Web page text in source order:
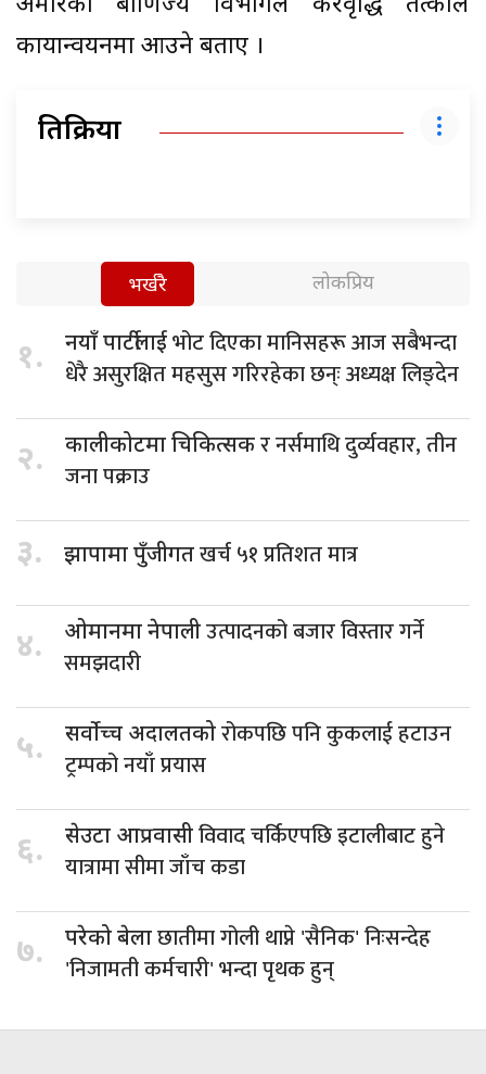
अमेरिकी बाणिज्य विभागले करवृद्धि तत्कालै
कायान्वयनमा आउने बताए ।
प्रतिक्रिया
भर्खरै लोकप्रिय
१. नयाँ पार्टीलाईभोट दिएका मानिसहरू आज सबैभन्दा
धेरै असुरक्षित महसुस गरिरहेका छन्ः अध्यक्ष लिङ्देन
२. कालीकोटमा चिकित्सकर नर्समाथि दुर्व्यवहार, तीन
जना पक्राउ
३. झापामा पुँजीगतखर्च ५१ प्रतिशत मात्र
४. ओमानमा नेपालीउत्पादनको बजार विस्तार गर्ने
समझदारी
५. सर्वोच्च अदालतकोरोकपछि पनि कुकलाई हटाउन
ट्रम्पको नयाँ प्रयास
६. सेउटा आप्रवासीविवाद चर्किएपछि इटालीबाट हुने
यात्रामा सीमा जाँच कडा
७. परेको बेलाछातीमा गोली थाप्ने 'सैनिक' निःसन्देह
'निजामती कर्मचारी' भन्दा पृथक हुन्